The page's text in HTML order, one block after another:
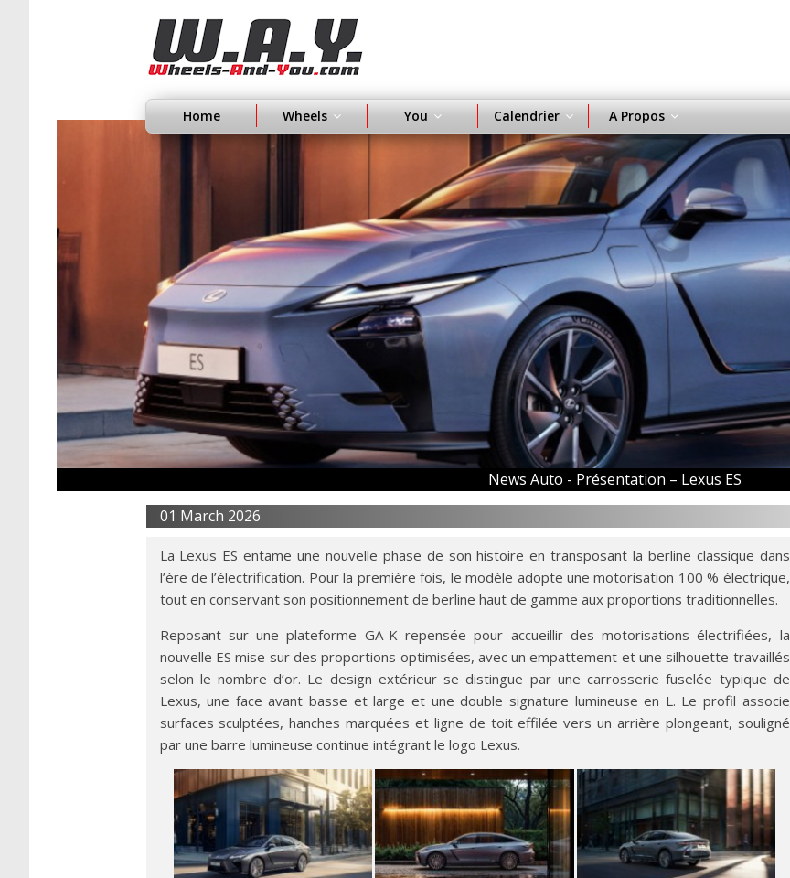
Home Wheels You Calendrier A Propos
News Auto - Présentation – Lexus ES
01 March 2026
La Lexus ES entame une nouvelle phase de son histoire en transposant la berline classique dans
l’ère de l’électrification. Pour la première fois, le modèle adopte une motorisation 100 % électrique,
tout en conservant son positionnement de berline haut de gamme aux proportions traditionnelles.
Reposant sur une plateforme GA-K repensée pour accueillir des motorisations électrifiées, la
nouvelle ES mise sur des proportions optimisées, avec un empattement et une silhouette travaillés
selon le nombre d’or. Le design extérieur se distingue par une carrosserie fuselée typique de
Lexus, une face avant basse et large et une double signature lumineuse en L. Le profil associe
surfaces sculptées, hanches marquées et ligne de toit effilée vers un arrière plongeant, souligné
par une barre lumineuse continue intégrant le logo Lexus.